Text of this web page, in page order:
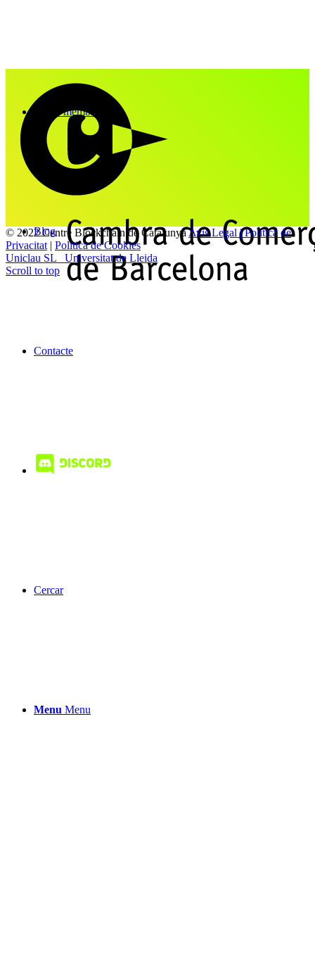
Fes-te membre
Blog
Contacte
Cercar
Menu Menu
© 2022 Centre Blockchain de CatalunyaAvis Legal | Politica de
Privacitat | Politica de Cookies
Uniclau SL
Universitat de Lleida
Scroll to top